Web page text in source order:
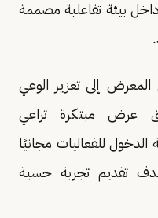
داخل بيئة تفاعلية مصممة
إلى تعزيز الوعي
عرض مبتكرة تراعي
الدخول للفعاليات مجانيًا
تقديم تجربة حسية